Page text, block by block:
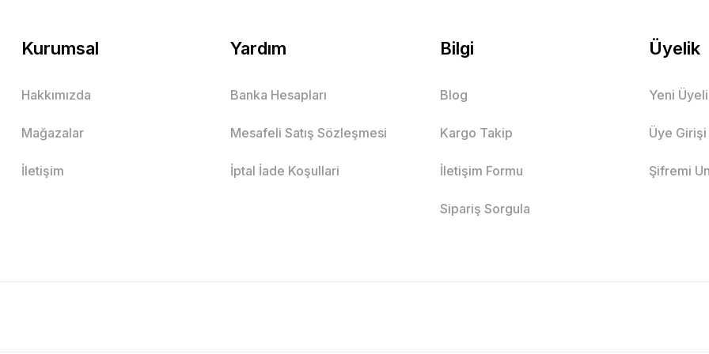
Kurumsal
Hakkımızda
Mağazalar
İletişim
Yardım
Banka Hesapları
Mesafeli Satış Sözleşmesi
İptal İade Koşullari
Bilgi
Blog
Kargo Takip
İletişim Formu
Sipariş Sorgula
Üyelik
Yeni
Üye Girişi
Şifremi